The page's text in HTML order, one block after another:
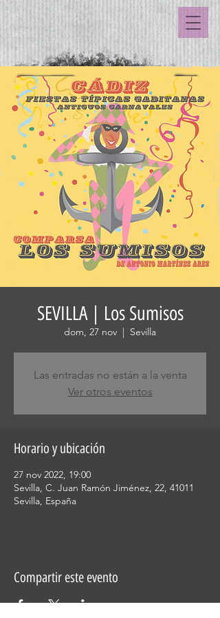
SEVILLA | Los Sumisos
dom, 27 nov
  |
Sevilla
Las entradas no están a la venta
Ver otros eventos
Horario y ubicación
27 nov 2022, 19:00
Sevilla, C. Juan Ramón Jiménez, 22, 41011
Sevilla, España
Compartir este evento